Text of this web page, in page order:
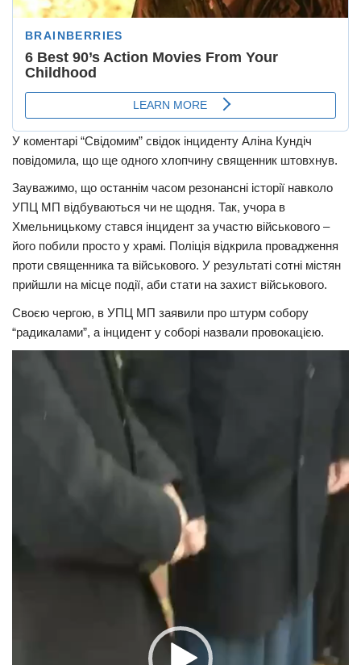
У коментарі “Свідомим” свідок інциденту Аліна Кундіч
повідомила, що ще одного хлопчину священник штовхнув.
Зауважимо, що останнім часом резонансні історії навколо
УПЦ МП відбуваються чи не щодня. Так, учора в
Хмельницькому стався інцидент за участю військового –
його побили просто у храмі. Поліція відкрила провадження
проти священника та військового. У результаті сотні містян
прийшли на місце події, аби стати на захист військового.
Своєю чергою, в УПЦ МП заявили про штурм собору
“радикалами”, а інцидент у соборі назвали провокацією.
Відеопрогравач